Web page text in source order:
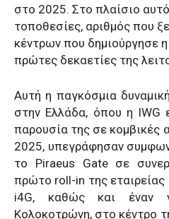
στο 2025. Στο πλαίσιο
τοποθεσίες, αριθμός που
κέντρων που δημιούργησε
πρώτες δεκαετίες της
Αυτή η παγκόσμια
στην Ελλάδα, όπου η IWG
παρουσία της σε κομβικές
2025, υπεγράφησαν
το Piraeus Gate σε
πρώτο roll-in της
i4G, καθώς και έναν
Κολοκοτρώνη, στο κέντρο